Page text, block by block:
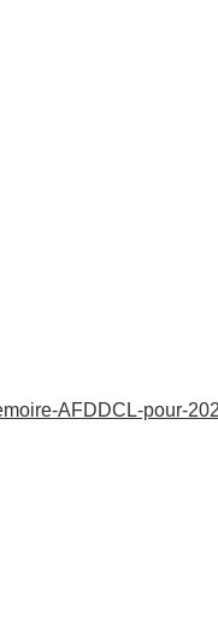
AFDDCL-pour-